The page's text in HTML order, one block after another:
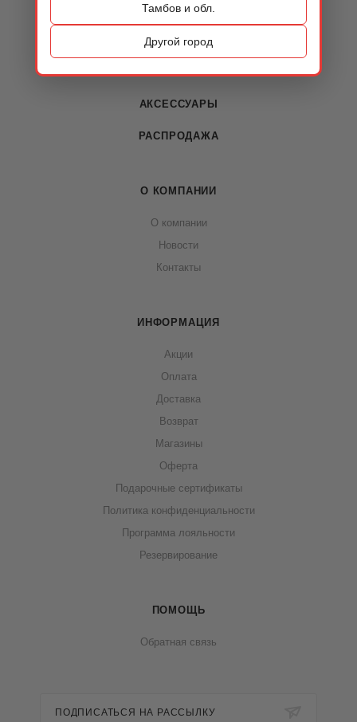
Тамбов и обл.
Другой город
КАТАЛОГ
ОБУВЬ
СУМКИ
АКСЕССУАРЫ
РАСПРОДАЖА
О КОМПАНИИ
О компании
Новости
Контакты
ИНФОРМАЦИЯ
Акции
Оплата
Доставка
Возврат
Магазины
Оферта
Подарочные сертификаты
Политика конфиденциальности
Программа лояльности
Резервирование
ПОМОЩЬ
Обратная связь
ПОДПИСАТЬСЯ НА РАССЫЛКУ